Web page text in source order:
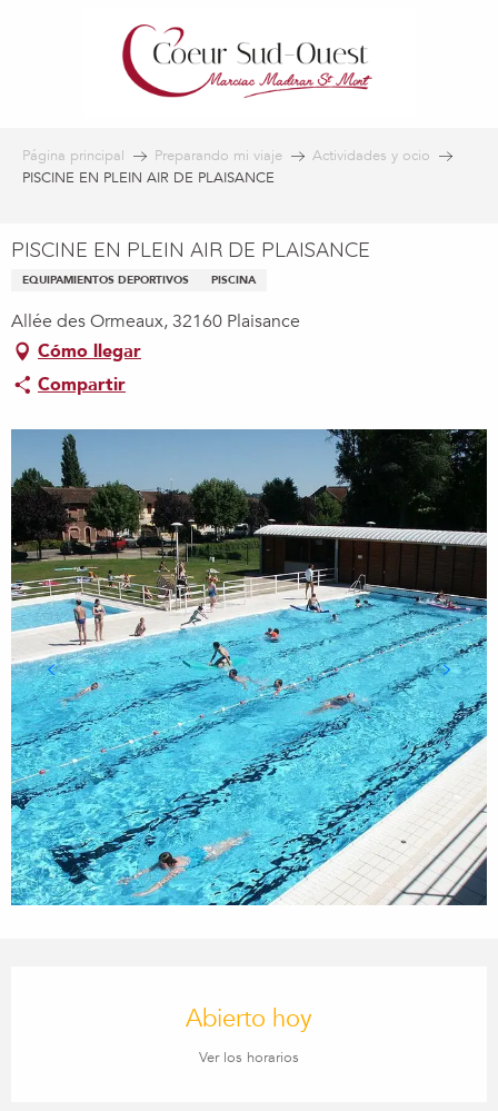
Página principal Preparando mi viaje
Actividades y ocio
PISCINE EN PLEIN AIR DE PLAISANCE
PISCINE EN PLEIN AIR DE PLAISANCE
EQUIPAMIENTOS DEPORTIVOS PISCINA
Allée des Ormeaux, 32160 Plaisance
Cómo llegar
Compartir
Abierto hoy
Ver los horarios